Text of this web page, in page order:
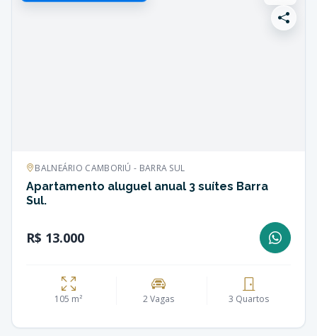
BALNEÁRIO CAMBORIÚ - BARRA SUL
Apartamento aluguel anual 3 suítes Barra
Sul.
R$ 13.000
105 m² 2 Vagas 3 Quartos